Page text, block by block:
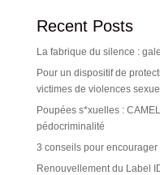
Recent Posts
La fabrique du silence :
Pour un dispositif de
victimes de violences
Poupées s*xuelles :
pédocriminalité
3 conseils pour
Renouvellement du Label